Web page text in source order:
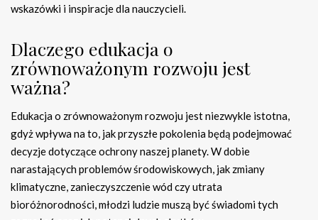
wskazówki i inspiracje dla nauczycieli.
Dlaczego edukacja o
zrównoważonym rozwoju jest
ważna?
Edukacja o zrównoważonym rozwoju jest niezwykle istotna,
gdyż wpływa na to, jak przyszłe pokolenia będą podejmować
decyzje dotyczące ochrony naszej planety. W dobie
narastających problemów środowiskowych, jak zmiany
klimatyczne, zanieczyszczenie wód czy utrata
bioróżnorodności, młodzi ludzie muszą być świadomi tych